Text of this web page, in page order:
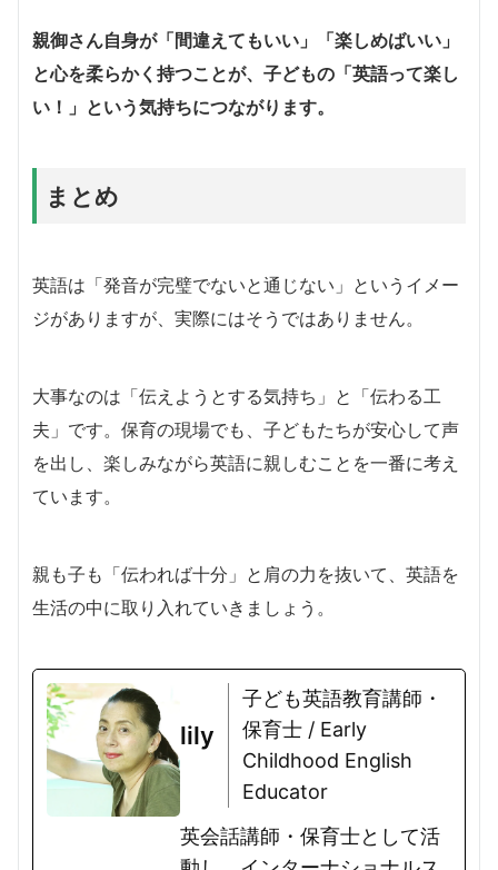
親御さん自身が「間違えてもいい」「楽しめばいい」
と心を柔らかく持つことが、子どもの「英語って楽し
い！」という気持ちにつながります。
まとめ
英語は「発音が完璧でないと通じない」というイメー
ジがありますが、実際にはそうではありません。
大事なのは「伝えようとする気持ち」と「伝わる工
夫」です。保育の現場でも、子どもたちが安心して声
を出し、楽しみながら英語に親しむことを一番に考え
ています。
親も子も「伝われば十分」と肩の力を抜いて、英語を
生活の中に取り入れていきましょう。
lily
子ども英語教育講師・
保育士 / Early
Childhood English
Educator
英会話講師・保育士として活